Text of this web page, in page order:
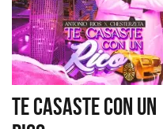
TE CASASTE CON UN